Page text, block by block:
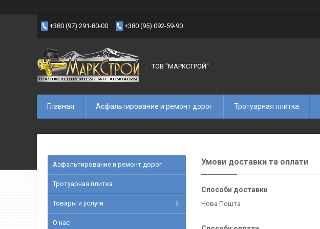
+380 (97) 291-80-00 +380 (95) 092-59-90
ТОВ "МАРКСТРОЙ"
Главная Асфальтирование и ремонт дорог Тротуарная плитка
Умови доставки та оплати
Способи доставки
Нова Пошта
Асфальтирование и ремонт дорог
Тротуарная плитка
Товары и услуги
О нас